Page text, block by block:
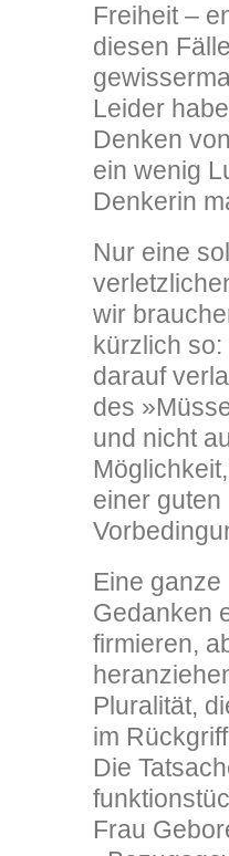
Freiheit –
diesen
Leider
Denken
ein wenig
Denkerin
Nur eine
wir
kürzlich
darauf
des
und nicht
einer
Eine
Gedanken
firmieren,
Pluralität,
im
Die
Frau